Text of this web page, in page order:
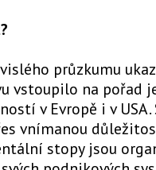
průzkumu
vstoupilo na pořad
v Evropě i v
vnímanou
stopy jsou